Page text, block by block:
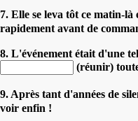
7. Elle se leva tôt ce matin-là
rapidement avant de
8. L'événement était d'une
(réunir)
9. Après tant d'années de
voir enfin !